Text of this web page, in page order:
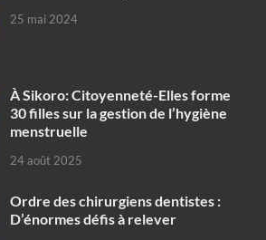
25 mai 2024
À Sikoro: Citoyenneté-Elles forme
30 filles sur la gestion de l’hygiène
menstruelle
24 août 2025
Ordre des chirurgiens dentistes :
D’énormes défis à relever